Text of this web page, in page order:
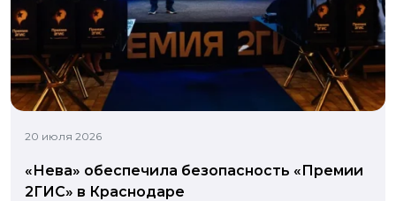
20 июля 2026
«Нева» обеспечила безопасность «Премии
2ГИС» в Краснодаре